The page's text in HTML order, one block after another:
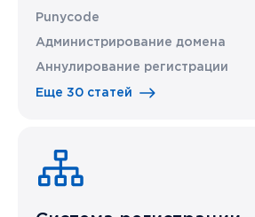
Punycode
Администрирование домена
Аннулирование регистрации
Еще 30 статей